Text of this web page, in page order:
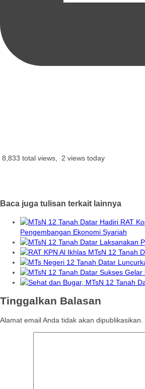
8,833 total views, 2 views today
Baca juga tulisan terkait lainnya
Pengembangan Ekonomi Syariah
Tinggalkan Balasan
Alamat email Anda tidak akan dipublikasikan.